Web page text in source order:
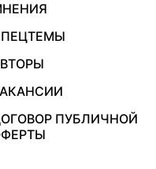
ПУБЛИЧНОЙ